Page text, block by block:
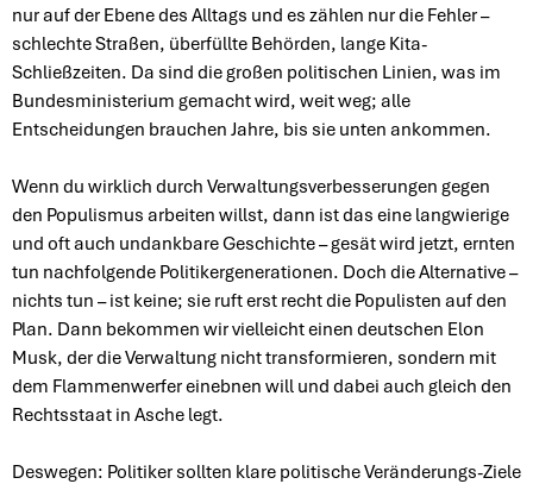
nur auf der Ebene des Alltags und es zählen nur die Fehler –
schlechte Straßen, überfüllte Behörden, lange Kita-
Schließzeiten. Da sind die großen politischen Linien, was im
Bundesministerium gemacht wird, weit weg; alle
Entscheidungen brauchen Jahre, bis sie unten ankommen.
Wenn du wirklich durch Verwaltungsverbesserungen gegen
den Populismus arbeiten willst, dann ist das eine langwierige
und oft auch undankbare Geschichte – gesät wird jetzt, ernten
tun nachfolgende Politikergenerationen. Doch die Alternative –
nichts tun – ist keine; sie ruft erst recht die Populisten auf den
Plan. Dann bekommen wir vielleicht einen deutschen Elon
Musk, der die Verwaltung nicht transformieren, sondern mit
dem Flammenwerfer einebnen will und dabei auch gleich den
Rechtsstaat in Asche legt.
Deswegen: Politiker sollten klare politische Veränderungs-Ziele